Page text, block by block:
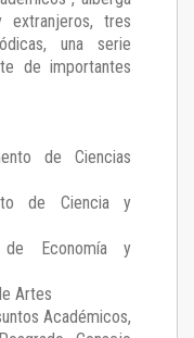
extranjeros, tres
una serie
de importantes
de Ciencias
de Ciencia y
de Economía y
Artes
Académicos,